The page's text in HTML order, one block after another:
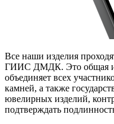
Все наши изделия
ГИИС ДМДК. Это общая
объединяет всех
камней, а также
ювелирных изделий,
подтверждать